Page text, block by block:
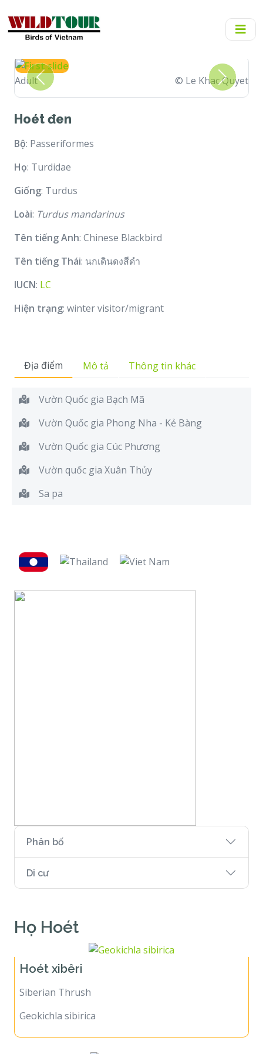
Adult © Le Khac Quyet
Previous Next
Hoét đen
Bộ: Passeriformes
Họ: Turdidae
Giống: Turdus
Loài: Turdus mandarinus
Tên tiếng Anh: Chinese Blackbird
Tên tiếng Thái: นกเดินดงสีดำ
IUCN: LC
Hiện trạng: winter visitor/migrant
Địa điểm Mô tả Thông tin khác
Vườn Quốc gia Bạch Mã
Vườn Quốc gia Phong Nha - Kẻ Bàng
Vườn Quốc gia Cúc Phương
Vườn quốc gia Xuân Thủy
Sa pa
Phân bố
Di cư
Họ Hoét
Hoét xibêri
Siberian Thrush
Geokichla sibirica